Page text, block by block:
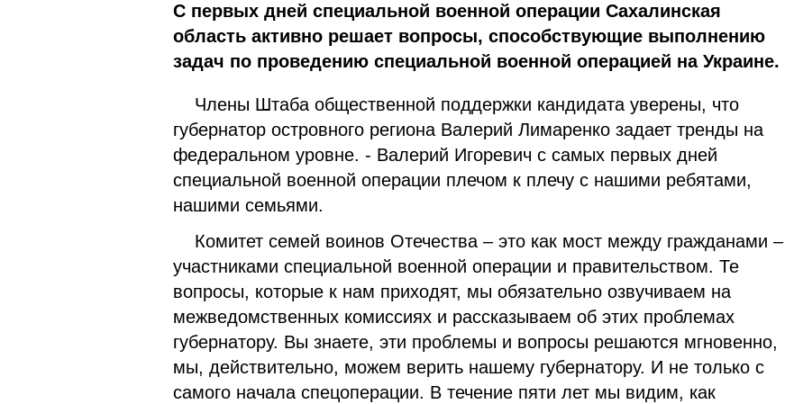
С первых дней специальной военной операции Сахалинская
область активно решает вопросы, способствующие выполнению
задач по проведению специальной военной операцией на Украине.
Члены Штаба общественной поддержки кандидата уверены, что
губернатор островного региона Валерий Лимаренко задает тренды на
федеральном уровне. - Валерий Игоревич с самых первых дней
специальной военной операции плечом к плечу с нашими ребятами,
нашими семьями.
Комитет семей воинов Отечества – это как мост между гражданами –
участниками специальной военной операции и правительством. Те
вопросы, которые к нам приходят, мы обязательно озвучиваем на
межведомственных комиссиях и рассказываем об этих проблемах
губернатору. Вы знаете, эти проблемы и вопросы решаются мгновенно,
мы, действительно, можем верить нашему губернатору. И не только с
самого начала спецоперации. В течение пяти лет мы видим, как